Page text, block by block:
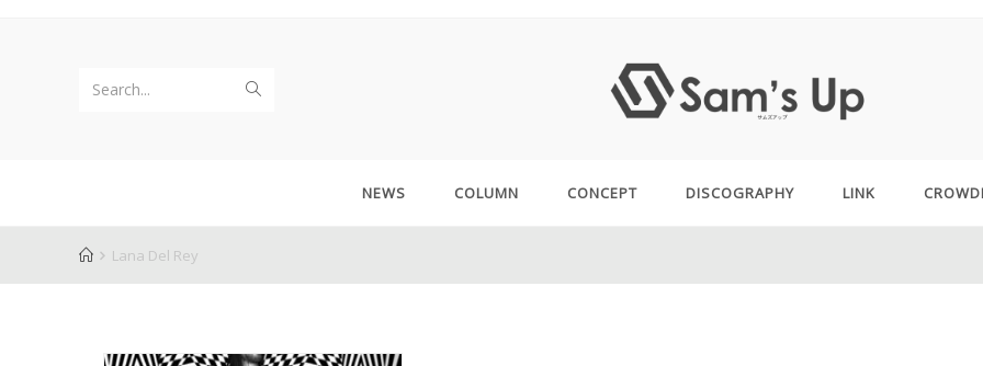
Search...
NEWS COLUMN CONCEPT DISCOGRAPHY LINK
Lana Del Rey